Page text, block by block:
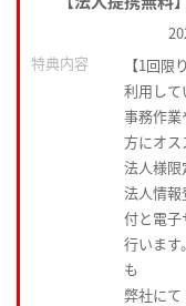
特典内容
【1回
利用して
事務作業
方にオス
法人様
法人情
付と電子
行います
も
弊社に